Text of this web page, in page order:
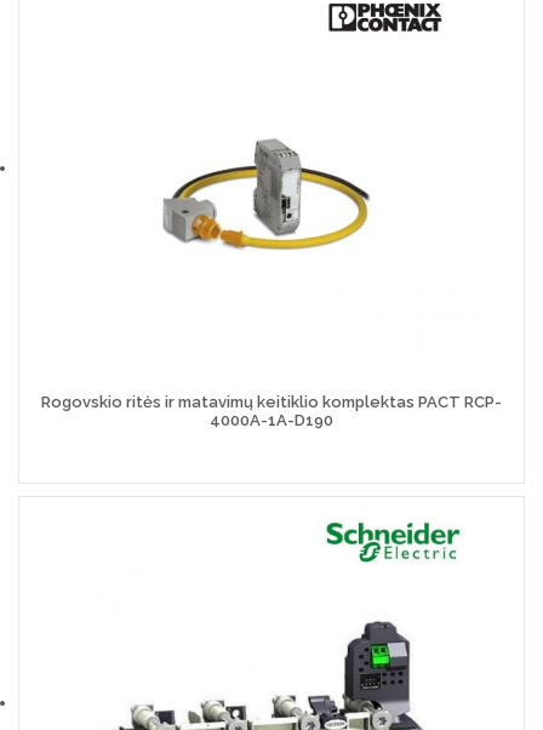
Rogovskio ritės ir matavimų keitiklio komplektas PACT RCP-
4000A-1A-D190